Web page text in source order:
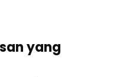
yang